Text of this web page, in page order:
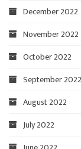
December 2022
November 2022
October 2022
September 2022
August 2022
July 2022